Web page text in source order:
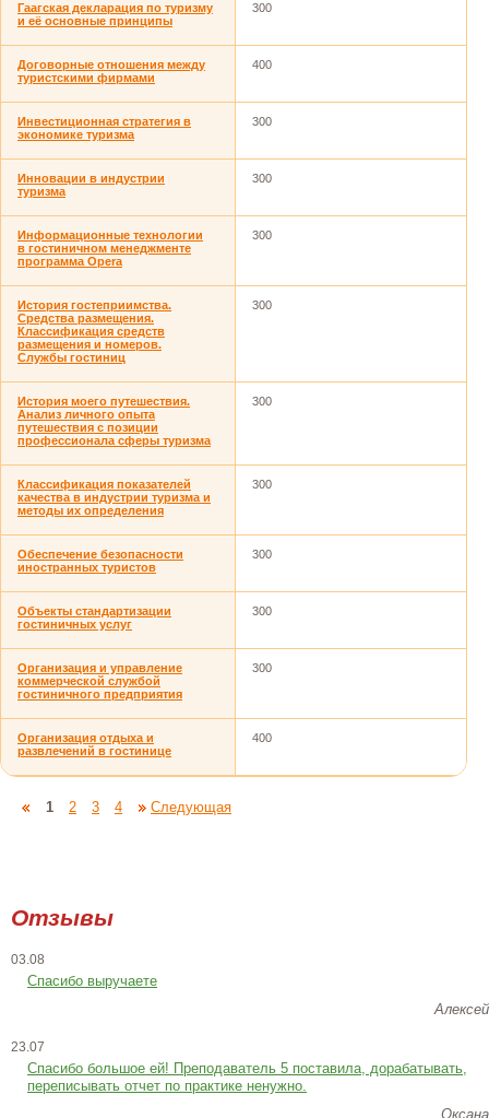
Гаагская декларация по туризму
и её основные принципы
300
Договорные отношения между
туристскими фирмами
400
Инвестиционная стратегия в
экономике туризма
300
Инновации в индустрии
туризма
300
Информационные технологии
в гостиничном менеджменте
программа Opera
300
История гостеприимства.
Средства размещения.
Классификация средств
размещения и номеров.
Службы гостиниц
300
История моего путешествия.
Анализ личного опыта
путешествия с позиции
профессионала сферы туризма
300
Классификация показателей
качества в индустрии туризма и
методы их определения
300
Обеспечение безопасности
иностранных туристов
300
Объекты стандартизации
гостиничных услуг
300
Организация и управление
коммерческой службой
гостиничного предприятия
300
Организация отдыха и
развлечений в гостинице
400
1 2 3 4 Следующая
Отзывы
03.08
Спасибо выручаете
Алексей
23.07
Cпасибо большое ей! Преподаватель 5 поставила, дорабатывать,
переписывать отчет по практике ненужно.
Оксана